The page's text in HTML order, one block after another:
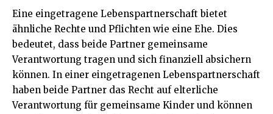
Eine eingetragene Lebenspartnerschaft bietet
ähnliche Rechte und Pflichten wie eine Ehe. Dies
bedeutet, dass beide Partner gemeinsame
Verantwortung tragen und sich finanziell absichern
können. In einer eingetragenen Lebenspartnerschaft
haben beide Partner das Recht auf elterliche
Verantwortung für gemeinsame Kinder und können